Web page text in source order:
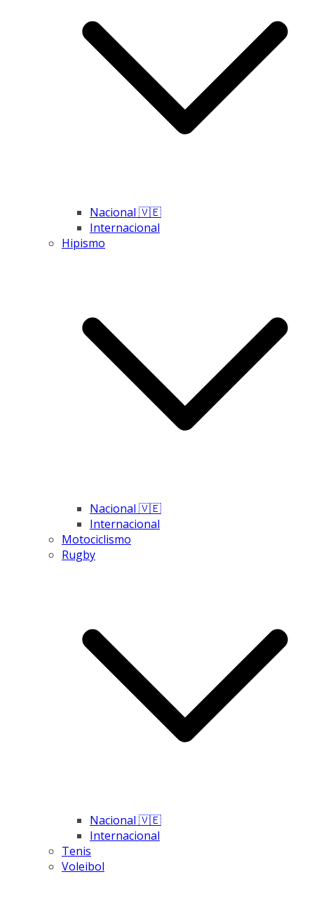
Nacional 🇻🇪
Internacional
Hipismo
Nacional 🇻🇪
Internacional
Motociclismo
Rugby
Nacional 🇻🇪
Internacional
Tenis
Voleibol